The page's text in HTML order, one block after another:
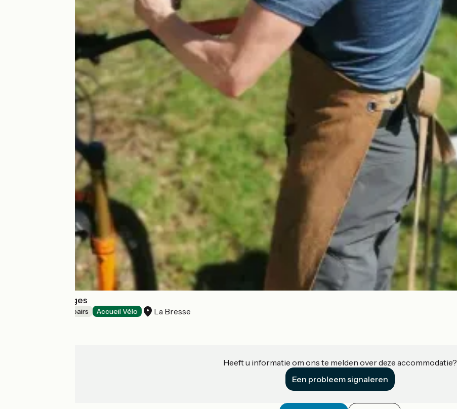
Bike repair Vosges
Bicycle rentals/ repairs Accueil Vélo La Bresse
Heeft u informatie om ons te melden over deze accommodatie?
Een probleem signaleren